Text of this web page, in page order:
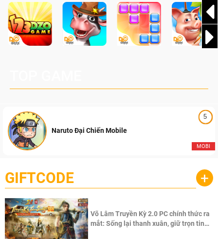
5
MOBI
Naruto Đại Chiến Mobile
GIFTCODE +
Võ Lâm Truyền Kỳ 2.0 PC chính thức ra
mắt: Sống lại thanh xuân, giữ trọn tinh